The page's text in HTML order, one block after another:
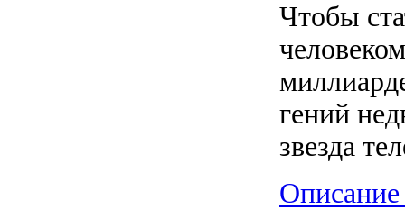
Чтобы
гений
звезда
Описание